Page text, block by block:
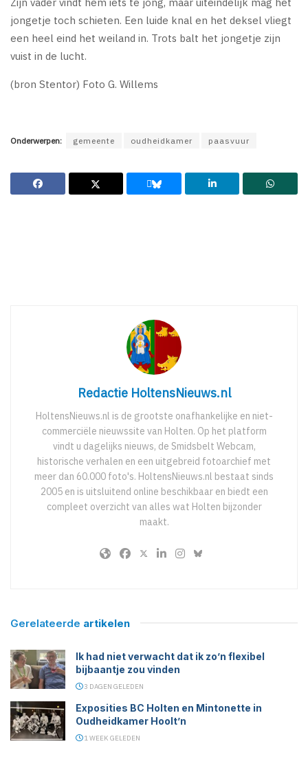
jongetje toch schieten. Een luide knal en het deksel vliegt
een heel eind het weiland in. Trots balt het jongetje zijn
vuist in de lucht.
(bron Stentor) Foto G. Willems
Onderwerpen: gemeente oudheidkamer paasvuur
Redactie HoltensNieuws.nl
HoltensNieuws.nl is de grootste onafhankelijke en niet-
commerciële nieuwssite van Holten. Op het platform
vindt u dagelijks nieuws, de Smidsbelt Webcam,
historische verhalen en een uitgebreid fotoarchief met
meer dan 60.000 foto's. HoltensNieuws.nl bestaat sinds
2005 en is uitsluitend online beschikbaar en biedt een
compleet overzicht van alles wat Holten bijzonder
maakt.
Gerelateerde artikelen
Ik had niet verwacht dat ik zo’n flexibel
bijbaantje zou vinden
3 DAGEN GELEDEN
Exposities BC Holten en Mintonette in
Oudheidkamer Hoolt’n
1 WEEK GELEDEN